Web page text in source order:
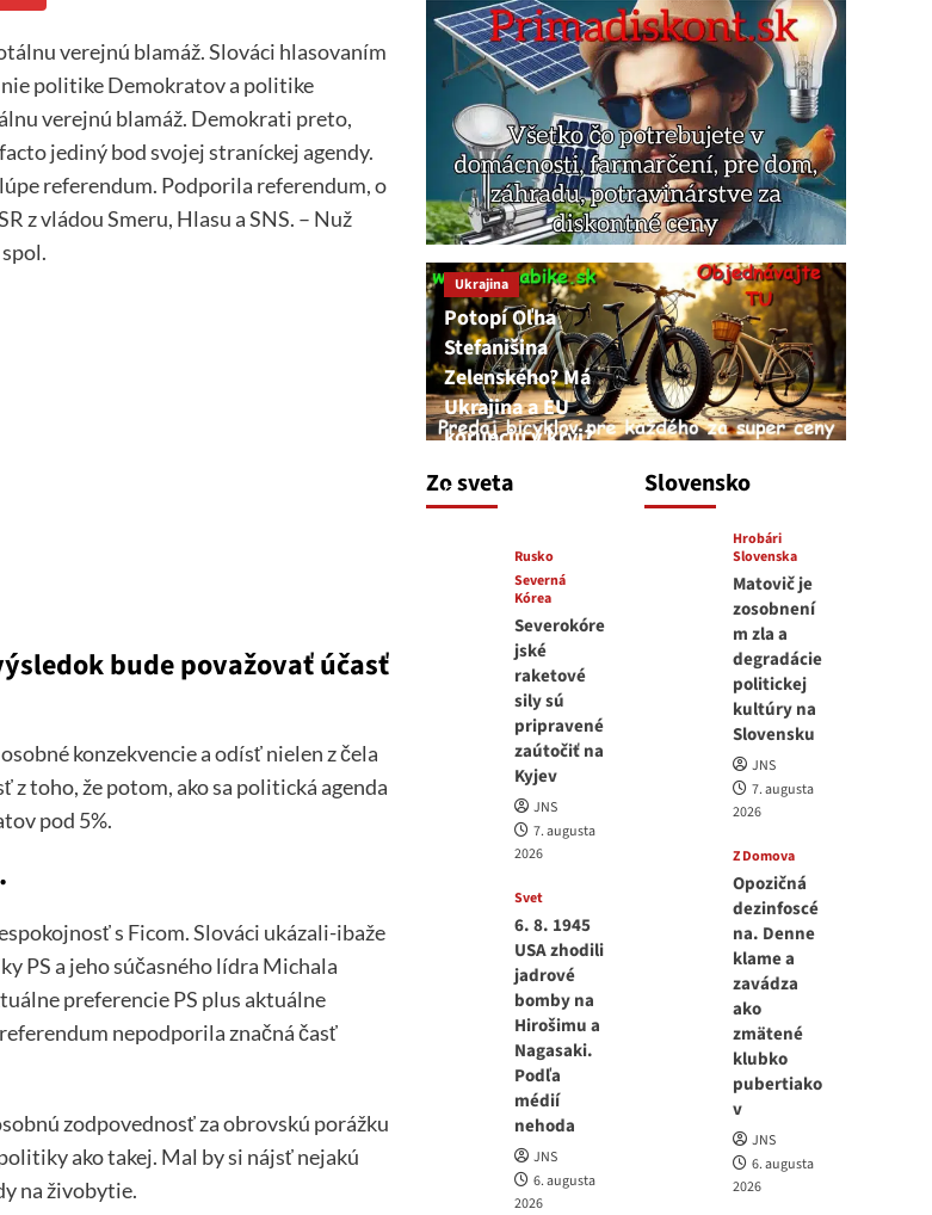
verejnú blamáž. Slováci hlasovaním
politike Demokratov a politike
verejnú blamáž. Demokrati preto,
jediný bod svojej straníckej agendy.
referendum. Podporila referendum, o
z vládou Smeru, Hlasu a SNS. – Nuž
bude považovať účasť
konzekvencie a odísť nielen z čela
toho, že potom, ako sa politická agenda
pod 5%.
s Ficom. Slováci ukázali-ibaže
PS a jeho súčasného lídra Michala
preferencie PS plus aktuálne
nepodporila značná časť
zodpovednosť za obrovskú porážku
ako takej. Mal by si nájsť nejakú
na živobytie.
Zo sveta
Ukrajina
Potopí Oľha
Stefanišina
Zelenského? Má
Ukrajina a EU
korupciu v krvi?
7. augusta 2026
Rusko
Severná
Kórea
Severokóre
jské
raketové
sily sú
pripravené
zaútočiť na
Kyjev
JNS
7. augusta
2026
Svet
6. 8. 1945
USA zhodili
jadrové
bomby na
Hirošimu a
Nagasaki.
Podľa
médií
nehoda
JNS
6. augusta
2026
Slovensko
Hrobári
Slovenska
Matovič je
zosobnení
m zla a
degradácie
politickej
kultúry na
Slovensku
JNS
7. augusta
2026
Z Domova
Opozičná
dezinfoscé
na. Denne
klame a
zavádza
ako
zmätené
klubko
pubertiako
v
JNS
6. augusta
2026